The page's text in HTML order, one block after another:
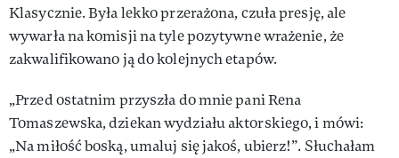
Klasycznie. Była lekko przerażona, czuła presję, ale
wywarła na komisji na tyle pozytywne wrażenie, że
zakwalifikowano ją do kolejnych etapów.
„Przed ostatnim przyszła do mnie pani Rena
Tomaszewska, dziekan wydziału aktorskiego, i mówi:
„Na miłość boską, umaluj się jakoś, ubierz!”. Słuchałam